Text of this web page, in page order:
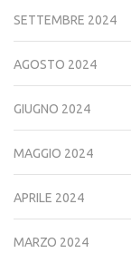
SETTEMBRE 2024
AGOSTO 2024
GIUGNO 2024
MAGGIO 2024
APRILE 2024
MARZO 2024